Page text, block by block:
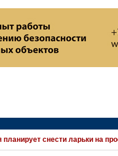
снести ларьки на